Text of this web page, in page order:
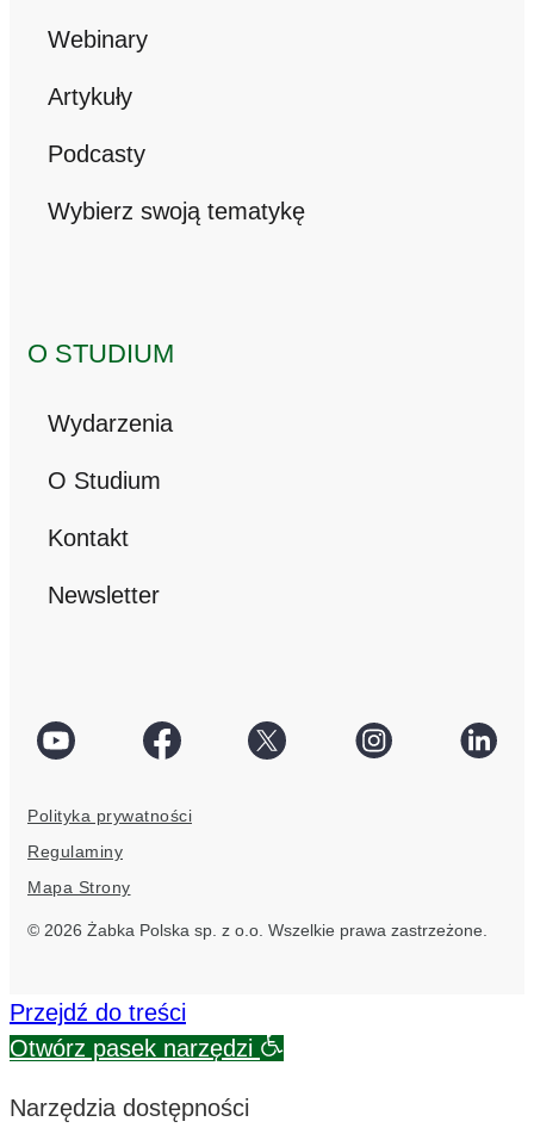
Webinary
Artykuły
Podcasty
Wybierz swoją tematykę
O STUDIUM
Wydarzenia
O Studium
Kontakt
Newsletter
© 2026 Żabka Polska sp. z o.o. Wszelkie prawa zastrzeżone.
social
Facebook
link
Twitter
Instagram
Polityka prywatności
Regulaminy
Mapa Strony
Przejdź do treści
Otwórz pasek narzędzi
Narzędzia dostępności